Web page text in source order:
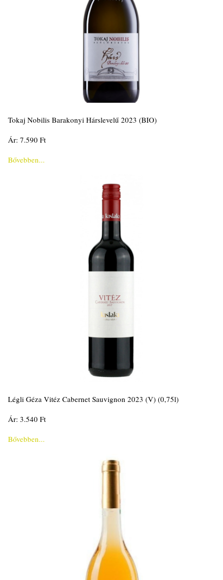
Tokaj Nobilis Barakonyi Hárslevelű 2023 (BIO)
Ár: 7.590 Ft
Bővebben...
Légli Géza Vitéz Cabernet Sauvignon 2023 (V) (0,75l)
Ár: 3.540 Ft
Bővebben...